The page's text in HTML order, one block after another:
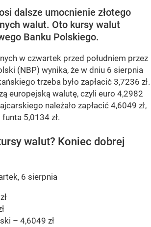
dalsze umocnienie złotego
walut. Oto kursy walut
Banku Polskiego.
w czwartek przed południem przez
(NBP) wynika, że w dniu 6 sierpnia
trzeba było zapłacić 3,7236 zł.
europejską walutę, czyli euro 4,2982
należało zapłacić 4,6049 zł,
5,0134 zł.
walut? Koniec dobrej
6 sierpnia
– 4,6049 zł